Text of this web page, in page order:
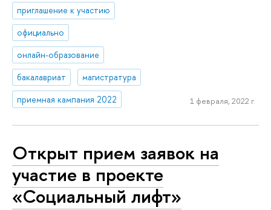
приглашение к участию
официально
онлайн-образование
бакалавриат
магистратура
приемная кампания 2022
1 февраля, 2022 г.
Открыт прием заявок на
участие в проекте
«Социальный лифт»